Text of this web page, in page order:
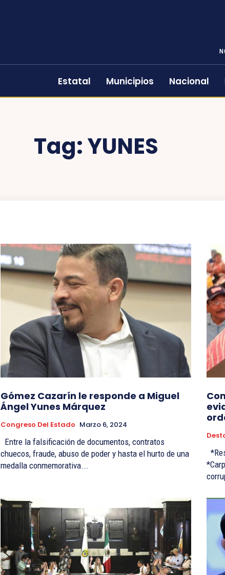
Estatal Municipios Nacional
Tag:YUNES
Gómez Cazarín le responde a Miguel
Ángel Yunes Márquez
Congreso Del Estado Marzo 6, 2024
chuecos, fraude, abuso de poder y hasta el hurto de una
medalla conmemorativa...